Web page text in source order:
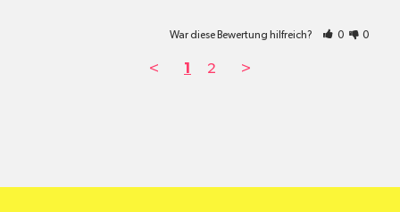
War diese Bewertung hilfreich? 0 0
< 1 2 >